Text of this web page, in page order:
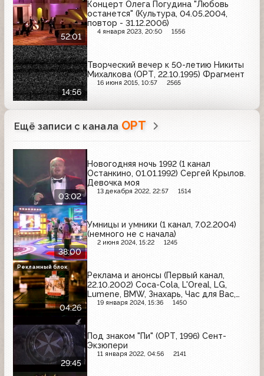
52:01
Концерт Олега Погудина "Любовь
останется" (Культура, 04.05.2004,
повтор - 31.12.2006)
4 января 2023, 20:50 1556
14:56
Творческий вечер к 50-летию Никиты
Михалкова (ОРТ, 22.10.1995) Фрагмент
16 июня 2015, 10:57 2565
Ещё записи с канала ОРТ
03:02
Новогодняя ночь 1992 (1 канал
Останкино, 01.01.1992) Сергей Крылов.
Девочка моя
13 декабря 2022, 22:57 1514
38:00
Умницы и умники (1 канал, 7.02.2004)
(немного не с начала)
2 июня 2024, 15:22 1245
04:26
Реклама и анонсы (Первый канал,
22.10.2002) Coca-Cola, L'Oreal, LG,
Lumene, BMW, Знахарь, Час для Вас,
Моя семья, Ahmad Tea, Vichy, Золотой
19 января 2024, 15:36 1450
Рекламный блок
29:45
Под знаком "Пи" (ОРТ, 1996) Сент-
Экзюпери
11 января 2022, 04:56 2141